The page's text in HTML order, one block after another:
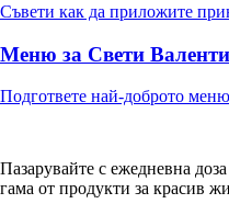
Съвети как да приложите
Меню за Свети
Подгответе най-доброто
Пазарувайте с ежедневна
гама от продукти за красив